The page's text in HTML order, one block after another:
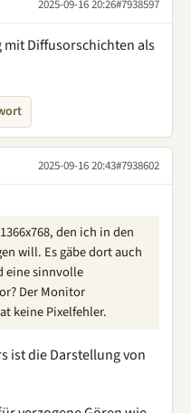
2025-09-16 20:26#7938597
Diffusorschichten als
2025-09-16 20:43#7938602
den ich in den
will. Es gäbe dort auch
eine sinnvolle
Der Monitor
keine Pixelfehler.
ist die Darstellung von